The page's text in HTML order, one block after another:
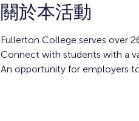
關於本活動
Fullerton College serves over
Connect with students with a
An opportunity for employers